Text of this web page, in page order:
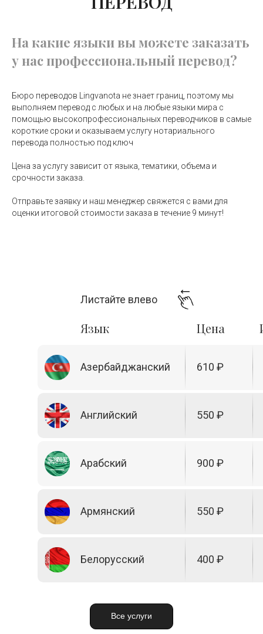
На какие языки вы можете заказать
у нас профессиональный перевод?
Бюро переводов Lingvanota не знает границ, поэтому мы
выполняем перевод с любых и на любые языки мира с
помощью высокопрофессиональных переводчиков в самые
короткие сроки и оказываем услугу нотариального
перевода полностью под ключ
Цена за услугу зависит от языка, тематики, объема и
срочности заказа.
Отправьте заявку и наш менеджер свяжется с вами для
оценки итоговой стоимости заказа в течение 9 минут!
Язык Цена
Азербайджанский 610 ₽
Английский 550 ₽
Арабский 900 ₽
Армянский 550 ₽
Белорусский 400 ₽
Листайте влево
Венгерский
Цыганский
Все услуги